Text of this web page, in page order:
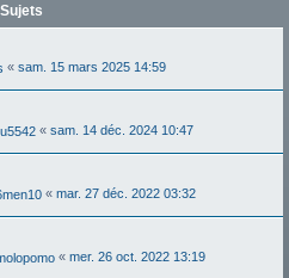
Sujets
« sam. 15 mars 2025 14:59
« sam. 14 déc. 2024 10:47
« mar. 27 déc. 2022 03:32
« mer. 26 oct. 2022 13:19